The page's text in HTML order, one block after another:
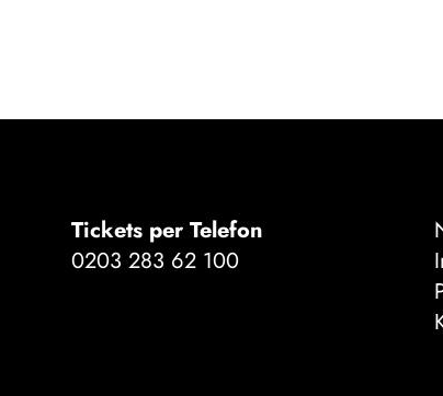
Tickets per Telefon
0203 283 62 100